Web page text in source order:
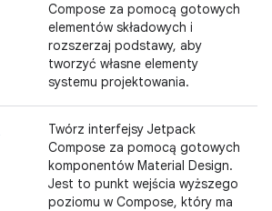
Compose za pomocą gotowych
elementów składowych i
rozszerzaj podstawy, aby
tworzyć własne elementy
systemu projektowania.
Twórz interfejsy Jetpack
Compose za pomocą gotowych
komponentów Material Design.
Jest to punkt wejścia wyższego
poziomu w Compose, który ma